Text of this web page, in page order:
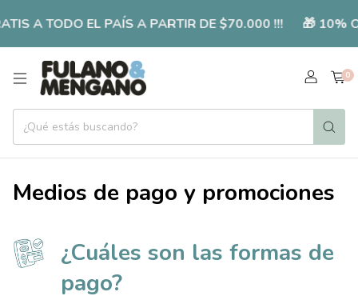
A TODO EL PAÍS A PARTIR DE $70.000 !!! 🎁 10%
0
Medios de pago y promociones
¿Cuáles son las formas de
pago?